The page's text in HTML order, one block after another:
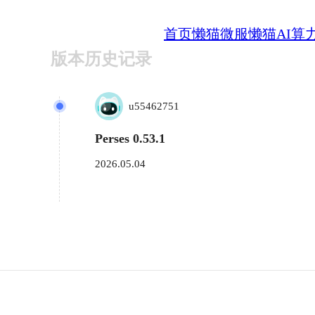
首页懒猫微服懒猫AI算
版本历史记录
u55462751
Perses 0.53.1
2026.05.04